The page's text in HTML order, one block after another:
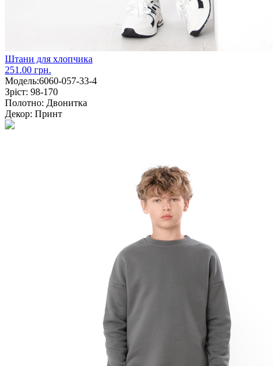
Штани для хлопчика
251.00 грн.
Модель:6060-057-33-4
Зріст: 98-170
Полотно: Двонитка
Декор: Принт